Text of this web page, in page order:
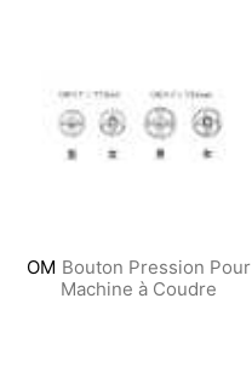
OM Bouton Pression Pour
Machine à Coudre